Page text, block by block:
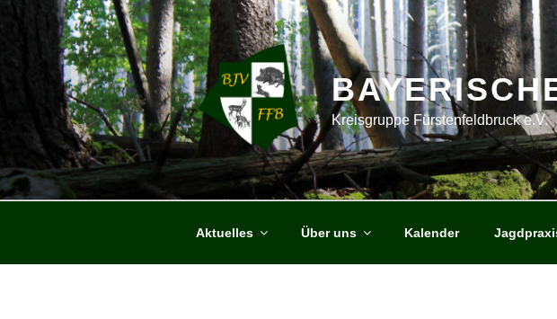
Zum
Inhalt
springen
Kreisgruppe Fürstenfeldbruck e.V.
Aktuelles Über uns Kalender